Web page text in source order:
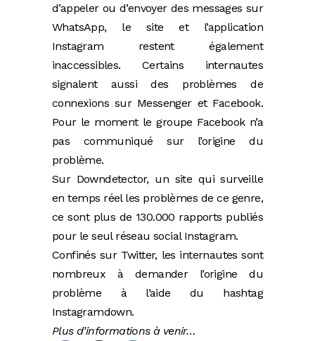
d’appeler ou d’envoyer des messages sur
WhatsApp, le site et l’application
Instagram restent également
inaccessibles. Certains internautes
signalent aussi des problèmes de
connexions sur Messenger et Facebook.
Pour le moment le groupe Facebook n’a
pas communiqué sur l’origine du
problème.
Sur Downdetector, un site qui surveille
en temps réel les problèmes de ce genre,
ce sont plus de 130.000 rapports publiés
pour le seul réseau social Instagram.
Confinés sur Twitter, les internautes sont
nombreux à demander l’origine du
problème à l’aide du hashtag
Instagramdown.
Plus d’informations à venir…